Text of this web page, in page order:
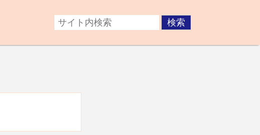
の認知症後が心配な方。障がいのある子どもの将来が不安な方な